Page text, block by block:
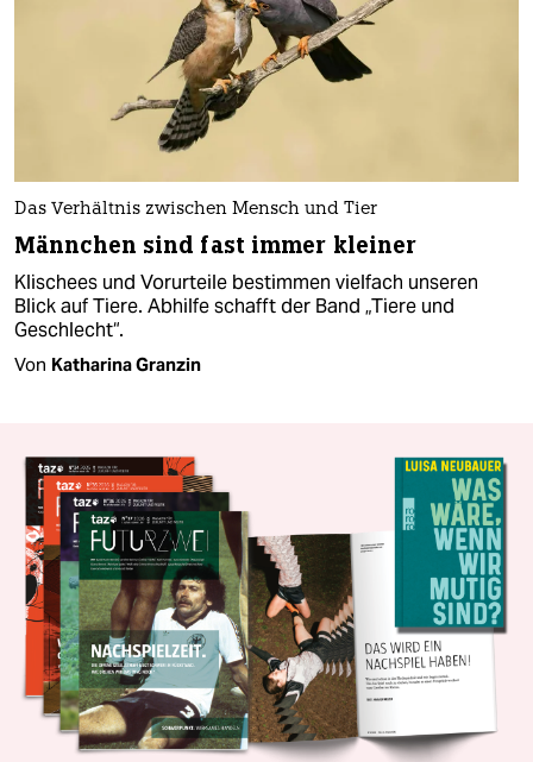
Das Verhältnis zwischen Mensch und Tier
Männchen sind fast immer kleiner
Klischees und Vorurteile bestimmen vielfach unseren
Blick auf Tiere. Abhilfe schafft der Band „Tiere und
Geschlecht“.
Von Katharina Granzin